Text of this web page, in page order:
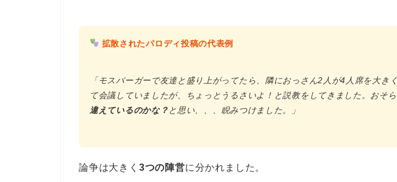
拡散されたパロディ投稿の代表例
「モスバーガーで友達と盛り上がってたら、隣におっさん2人が4人席を大き
て会議していましたが、ちょっとうるさいよ！と説教をしてきました。おそら
違えているのかな？ と思い、、、睨みつけました。」
論争は大きく 3つの陣営に分かれました。